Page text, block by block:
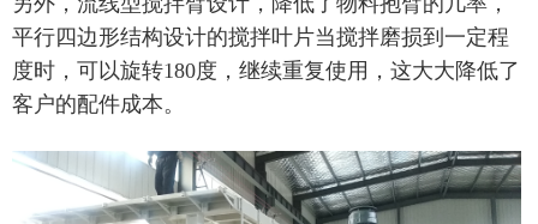
平行四边形结构设计的搅拌叶片当搅拌磨损到一定程
度时，可以旋转180度，继续重复使用，这大大降低了
客户的配件成本。